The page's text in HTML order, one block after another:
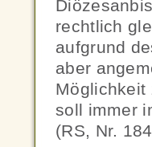
rechtlich
aufgrund
aber
Möglichkeit
soll immer
(RS, Nr.